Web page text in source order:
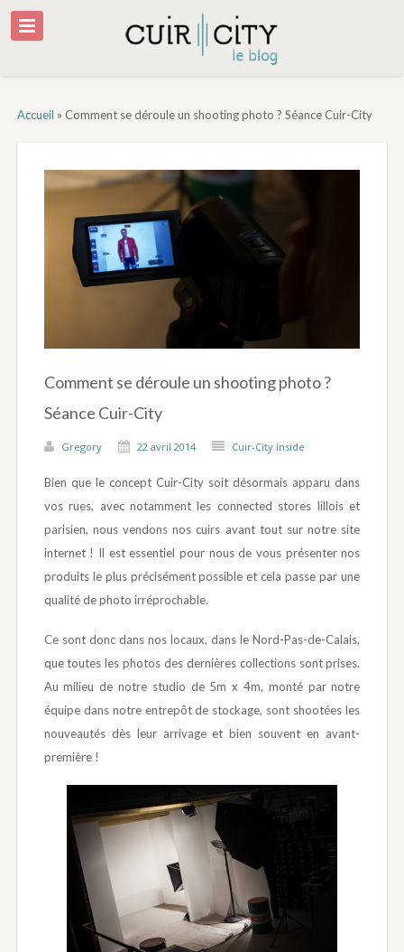
Accueil » Comment se déroule un shooting photo ? Séance Cuir-City
Comment se déroule un shooting photo ?
Séance Cuir-City
Gregory 22 avril 2014 Cuir-City inside
Bien que le concept Cuir-City soit désormais apparu dans
vos rues, avec notamment les connected stores lillois et
parisien, nous vendons nos cuirs avant tout sur notre site
internet ! Il est essentiel pour nous de vous présenter nos
produits le plus précisément possible et cela passe par une
qualité de photo irréprochable.
Ce sont donc dans nos locaux, dans le Nord-Pas-de-Calais,
que toutes les photos des dernières collections sont prises.
Au milieu de notre studio de 5m x 4m, monté par notre
équipe dans notre entrepôt de stockage, sont shootées les
nouveautés dès leur arrivage et bien souvent en avant-
première !